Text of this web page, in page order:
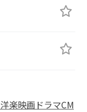
洋楽映画ドラマCM